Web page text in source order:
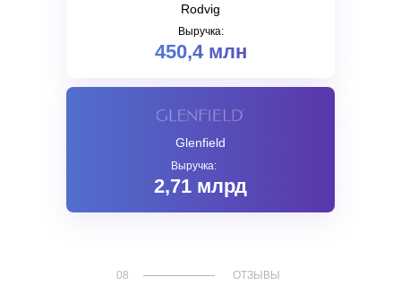
Rodvig
Выручка:
450,4 млн
Glenfield
Выручка:
2,71 млрд
08 ОТЗЫВЫ